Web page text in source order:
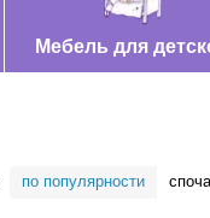
Мебель для
по популярности